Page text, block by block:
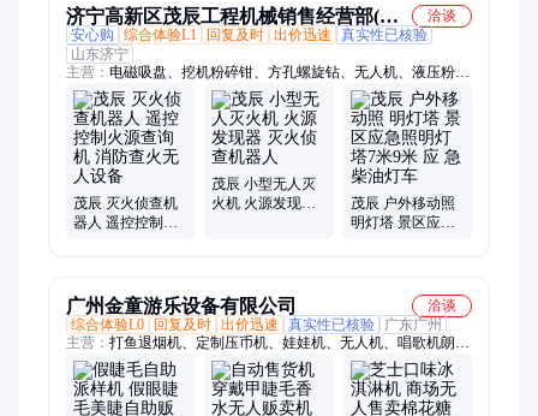
济宁高新区茂辰工程机械销售经营部(个
体工商户)
洽谈
安心购
综合体验L1 回复及时 出价迅速
真实性已核验
山东济宁
主营： 电磁吸盘、挖机粉碎钳、方孔螺旋钻、无人机、液压粉碎
钳、方形钻孔机、玻璃安装机械手、板换加紧器、液压拔管机、
管道修复设备短管置换、移动式洗车槽、卷盘喷灌机、智能张拉
机、智能压浆设备、马路吹风机、吸粪车、电动扫地机、机耕
船、液压扳手、内壁喷涂器、中部取样器、玻璃吸盘、树叶收集
车、小麦镇压机、树根钻刨机、智能钢管套丝机
茂辰 灭火侦查机
器人 遥控控制火
茂辰 小型无人灭
火机 火源发现器
茂辰 户外移动照
明灯塔 景区应急
广州金童游乐设备有限公司
洽谈
综合体验L0
回复及时 出价迅速 真实性已核验
广东广州
主营： 打鱼退烟机、定制压币机、娃娃机、无人机、唱歌机朗读
亭